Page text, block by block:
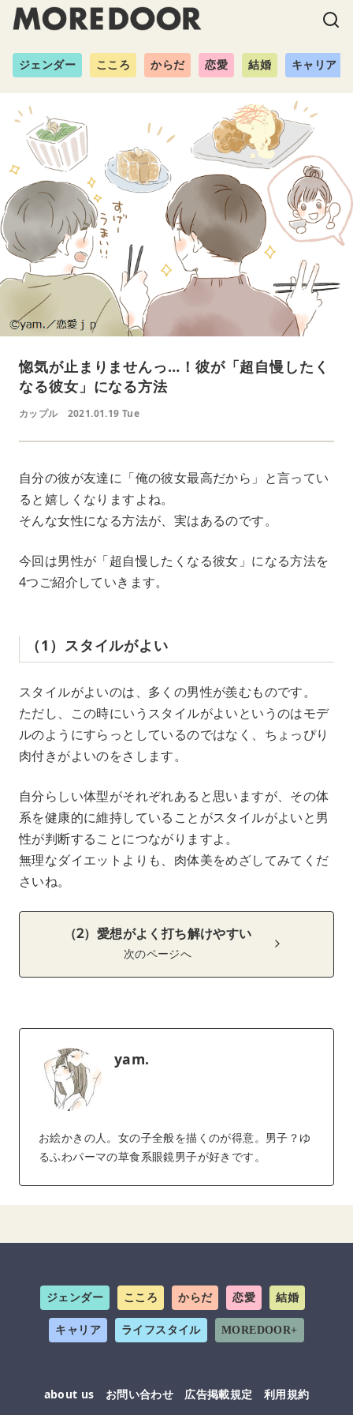
ジェンダー こころ からだ 恋愛 結婚 キャリア
惚気が止まりませんっ…！彼が「超自慢したく
なる彼女」になる方法
カップル 2021.01.19 Tue
自分の彼が友達に「俺の彼女最高だから」と言ってい
ると嬉しくなりますよね。
そんな女性になる方法が、実はあるのです。
今回は男性が「超自慢したくなる彼女」になる方法を
4つご紹介していきます。
（1）スタイルがよい
スタイルがよいのは、多くの男性が羨むものです。
ただし、この時にいうスタイルがよいというのはモデ
ルのようにすらっとしているのではなく、ちょっぴり
肉付きがよいのをさします。
自分らしい体型がそれぞれあると思いますが、その体
系を健康的に維持していることがスタイルがよいと男
性が判断することにつながりますよ。
無理なダイエットよりも、肉体美をめざしてみてくだ
さいね。
（2）愛想がよく打ち解けやすい
次のページへ
yam.
お絵かきの人。女の子全般を描くのが得意。男子？ゆ
るふわパーマの草食系眼鏡男子が好きです。
ジェンダー こころ からだ 恋愛 結婚
キャリア ライフスタイル MOREDOOR+
about us お問い合わせ 広告掲載規定 利用規約